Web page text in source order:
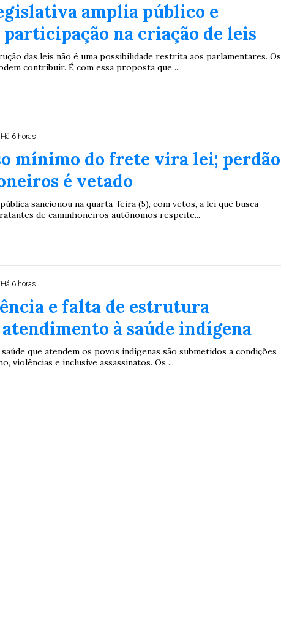
amplia público e
na criação de leis
das leis não é uma possibilidade restrita aos parlamentares. Os
contribuir. É com essa proposta que ...
Há 6 horas
mínimo do frete vira lei; perdão
é vetado
sancionou na quarta-feira (5), com vetos, a lei que busca
de caminhoneiros autônomos respeite...
Há 6 horas
e falta de estrutura
atendimento à saúde indígena
que atendem os povos indígenas são submetidos a condições
violências e inclusive assassinatos. Os ...